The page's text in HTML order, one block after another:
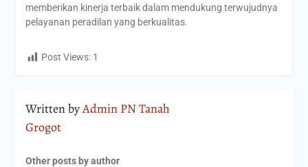
memberikan kinerja terbaik dalam mendukung terwujudnya
pelayanan peradilan yang berkualitas.
Post Views: 1
Written byAdmin PN Tanah
Grogot
Other posts by author